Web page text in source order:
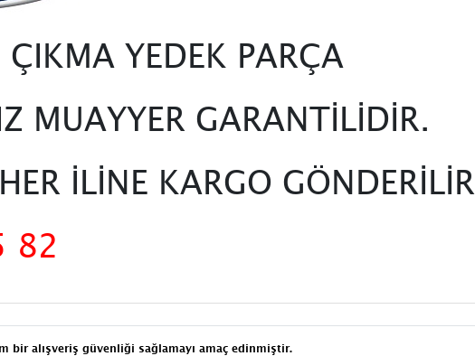
YEDEK PARÇA
MUAYYER GARANTİLİDİR.
İLİNE KARGO GÖNDERİLİR
82
bir alışveriş güvenliği sağlamayı amaç edinmiştir.